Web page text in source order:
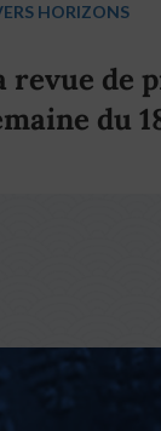
HORIZONS
revue de
du